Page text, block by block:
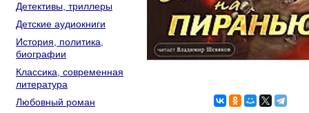
Детективы, триллеры
Детские аудиокниги
История, политика,
биографии
Классика, современная
литература
Любовный роман